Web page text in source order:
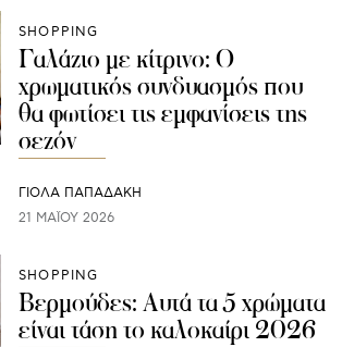
SHOPPING
Γαλάζιο με κίτρινο: Ο
χρωματικός συνδυασμός που
θα φωτίσει τις εμφανίσεις της
σεζόν
ΓΙΌΛΑ ΠΑΠΑΔΆΚΗ
21 ΜΑΪ́ΟΥ 2026
SHOPPING
Βερμούδες: Αυτά τα 5 χρώματα
είναι τάση το καλοκαίρι 2026